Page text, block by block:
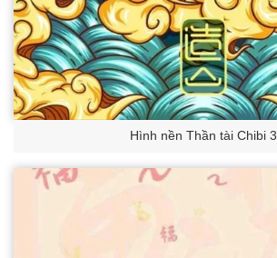
Hình nền Thần tài Chibi 3